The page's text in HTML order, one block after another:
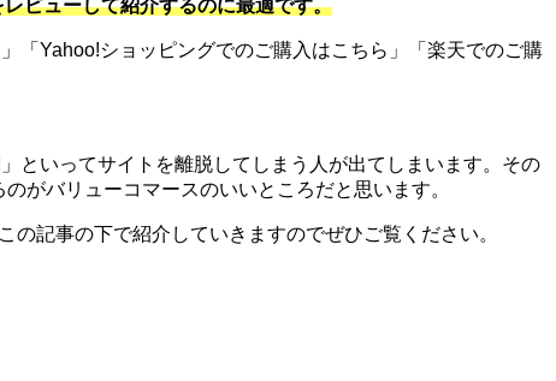
ビューして紹介するのに最適です。
「Yahoo!ショッピングでのご購入はこちら」「楽天でのご購
といってサイトを離脱してしまう人が出てしまいます。その
がバリューコマースのいいところだと思います。
記事の下で紹介していきますのでぜひご覧ください。